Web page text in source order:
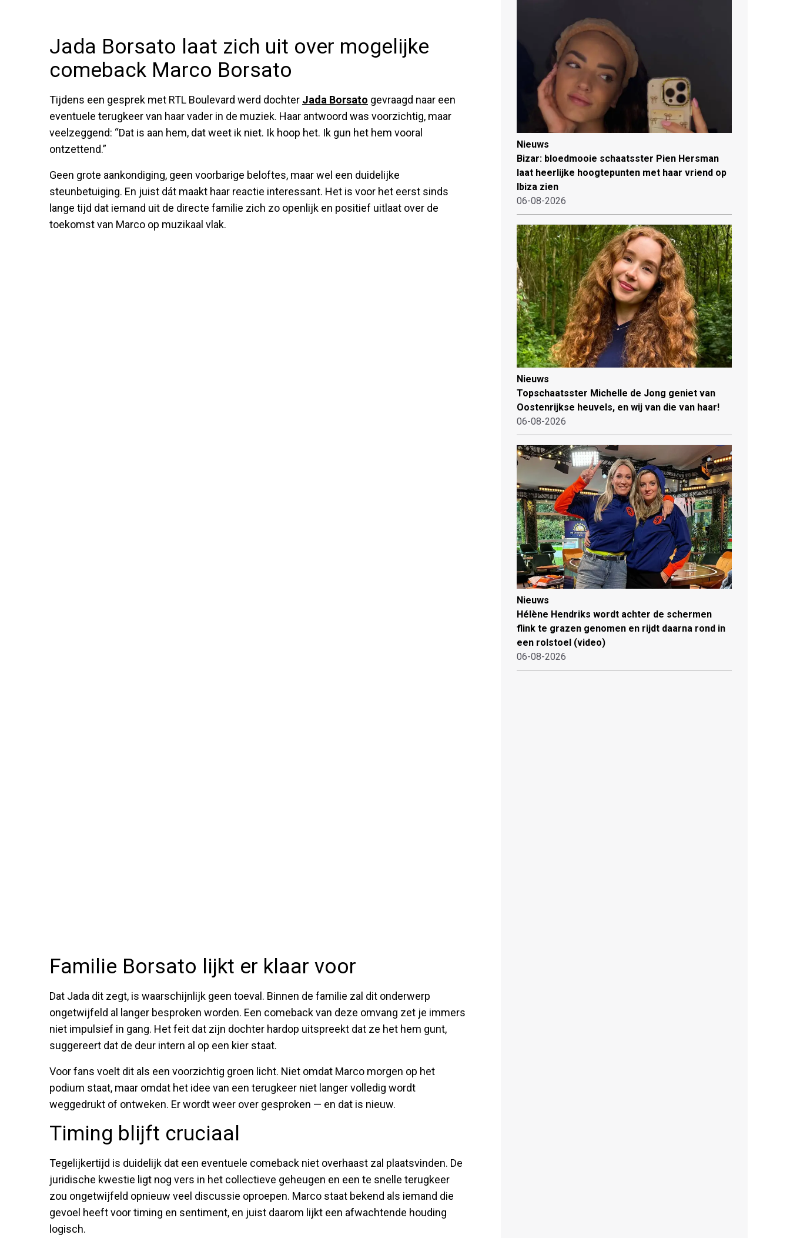
Jada Borsato laat zich uit over mogelijke
comeback Marco Borsato
Tijdens een gesprek met RTL Boulevard werd dochter Jada Borsato gevraagd naar een
eventuele terugkeer van haar vader in de muziek. Haar antwoord was voorzichtig, maar
veelzeggend: “Dat is aan hem, dat weet ik niet. Ik hoop het. Ik gun het hem vooral
ontzettend.”
Geen grote aankondiging, geen voorbarige beloftes, maar wel een duidelijke
steunbetuiging. En juist dát maakt haar reactie interessant. Het is voor het eerst sinds
lange tijd dat iemand uit de directe familie zich zo openlijk en positief uitlaat over de
toekomst van Marco op muzikaal vlak.
Familie Borsato lijkt er klaar voor
Dat Jada dit zegt, is waarschijnlijk geen toeval. Binnen de familie zal dit onderwerp
ongetwijfeld al langer besproken worden. Een comeback van deze omvang zet je immers
niet impulsief in gang. Het feit dat zijn dochter hardop uitspreekt dat ze het hem gunt,
suggereert dat de deur intern al op een kier staat.
Voor fans voelt dit als een voorzichtig groen licht. Niet omdat Marco morgen op het
podium staat, maar omdat het idee van een terugkeer niet langer volledig wordt
weggedrukt of ontweken. Er wordt weer over gesproken — en dat is nieuw.
Timing blijft cruciaal
Tegelijkertijd is duidelijk dat een eventuele comeback niet overhaast zal plaatsvinden. De
juridische kwestie ligt nog vers in het collectieve geheugen en een te snelle terugkeer
zou ongetwijfeld opnieuw veel discussie oproepen. Marco staat bekend als iemand die
gevoel heeft voor timing en sentiment, en juist daarom lijkt een afwachtende houding
logisch.
Nieuws
Bizar: bloedmooie schaatsster Pien Hersman
laat heerlijke hoogtepunten met haar vriend op
Ibiza zien
06-08-2026
Nieuws
Topschaatsster Michelle de Jong geniet van
Oostenrijkse heuvels, en wij van die van haar!
06-08-2026
Nieuws
Hélène Hendriks wordt achter de schermen
flink te grazen genomen en rijdt daarna rond in
een rolstoel (video)
06-08-2026